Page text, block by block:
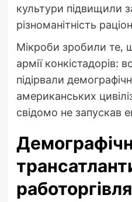
культури підвищили
різноманітність
Мікроби зробили те,
армії конкістадорів:
підірвали
американських
свідомо не запускав
работоргівля